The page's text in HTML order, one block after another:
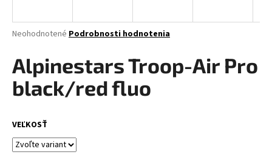
Priemerné
produktu
je
0,0
Neohodnotené Podrobnosti hodnotenia
Alpinestars Troop-Air Pro
black/red fluo
VEĽKOSŤ
j
ť
?